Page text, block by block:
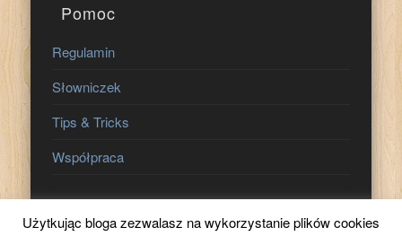
Pomoc
Regulamin
Słowniczek
Tips & Tricks
Współpraca
Użytkując bloga zezwalasz na wykorzystanie plików cookies